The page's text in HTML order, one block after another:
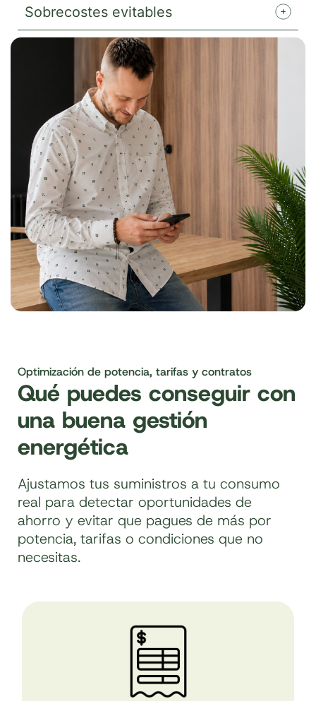
Sobrecostes evitables
Optimización de potencia, tarifas y contratos
Qué puedes conseguir con
una buena gestión
energética
Ajustamos tus suministros a tu consumo
real para detectar oportunidades de
ahorro y evitar que pagues de más por
potencia, tarifas o condiciones que no
necesitas.